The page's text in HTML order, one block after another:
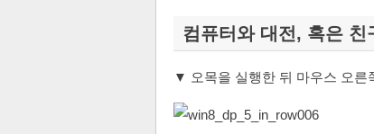
컴퓨터와 대전, 혹은
▼ 오목을 실행한 뒤 마우스 오른